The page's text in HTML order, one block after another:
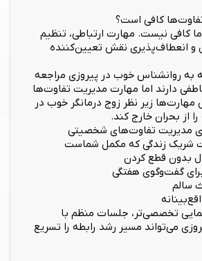
کافی است؟
کافی نیست. مهارت ارتباطی، تنظیم
و انعطاف‌پذیری نقش تعیین‌کننده
به روانشناس خوب در پیروزی مراجعه
دارند اما مهارت مدیریت تفاوت‌ها
مهارت‌ها زیر نظر زوج درمانگر خوب در
از بحران خارج کند.
مدیریت تفاوت‌های شخصیتی
شریک زندگی که مکمل شماست
بدون قطع کردن
گفت‌وگوی هفتگی
سالم
تخصصی‌تر، جلسات منظم با
می‌تواند مسیر رشد رابطه را تسریع